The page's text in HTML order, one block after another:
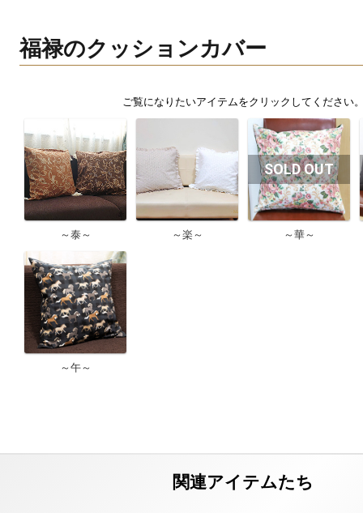
福禄のクッションカバー
～泰～ ～楽～ ～華～
～午～